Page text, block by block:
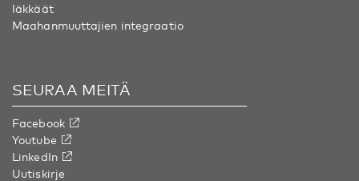
Iäkkäät
Maahanmuuttajien integraatio
SEURAA MEITÄ
Facebook
Youtube
LinkedIn
Uutiskirje